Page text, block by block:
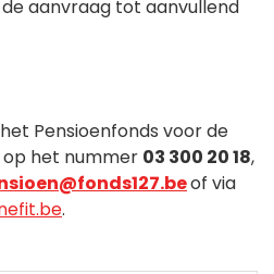
aanvraag tot aanvullend
Pensioenfonds voor de
op het nummer 03 300 20 18,
of via
.